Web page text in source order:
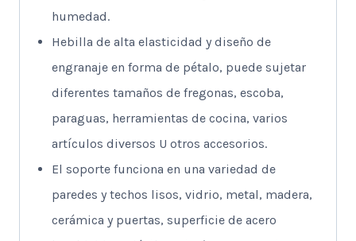
humedad.
Hebilla de alta elasticidad y diseño de
engranaje en forma de pétalo, puede sujetar
diferentes tamaños de fregonas, escoba,
paraguas, herramientas de cocina, varios
artículos diversos U otros accesorios.
El soporte funciona en una variedad de
paredes y techos lisos, vidrio, metal, madera,
cerámica y puertas, superficie de acero